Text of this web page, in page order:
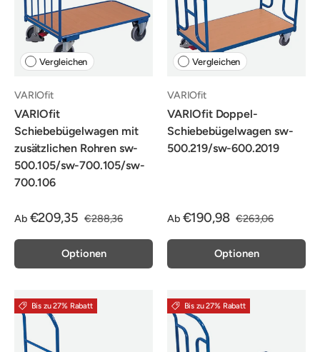
Vergleichen
VARIOfit
VARIOfit
Schiebebügelwagen mit
zusätzlichen Rohren sw-
500.105/sw-700.105/sw-
700.106
Ab €209,35 €288,36
Optionen
Vergleichen
VARIOfit
VARIOfit Doppel-
Schiebebügelwagen sw-
500.219/sw-600.2019
Ab €190,98 €263,06
Optionen
Bis zu 27% Rabatt Bis zu 27% Rabatt